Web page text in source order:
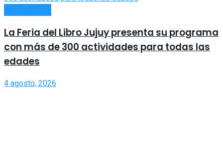
La Feria del Libro Jujuy presenta su programa
con más de 300 actividades para todas las
edades
4 agosto, 2026